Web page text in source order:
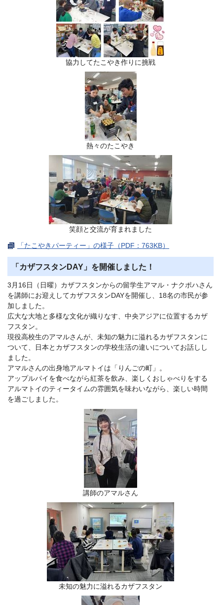
協力してたこやき作りに挑戦
熱々のたこやき
笑顔と交流が育まれました
「たこやきパーティー」の様子（PDF：763KB）
「カザフスタンDAY」を開催しました！
3月16日（日曜）カザフスタンからの留学生アマル・ナクポハさん
を講師にお迎えしてカザフスタンDAYを開催し、18名の市民が参
加しました。
広大な大地と多様な文化が織りなす、中央アジアに位置するカザ
フスタン。
現役高校生のアマルさんが、未知の魅力に溢れるカザフスタンに
ついて、日本とカザフスタンの学校生活の違いについてお話しし
ました。
アマルさんの出身地アルマトイは「りんごの町」。
アップルパイを食べながら紅茶を飲み、楽しくおしゃべりをする
アルマトイのティータイムの雰囲気を味わいながら、楽しい時間
を過ごしました。
講師のアマルさん
未知の魅力に溢れるカザフスタン